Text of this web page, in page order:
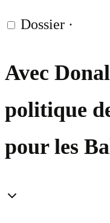
Dossier ·
Avec
politique
pour les